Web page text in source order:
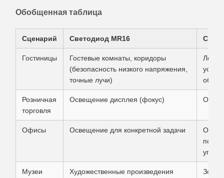
Обобщенная таблица
Сценарий Светодиод MR16
Гостиницы
Гостевые комнаты, коридоры
(безопасность низкого напряжения,
точные лучи)
Розничная
торговля
Освещение дисплея (фокус)
Офисы Освещение для конкретной задачи
Музеи
Художественные произведения
Зона